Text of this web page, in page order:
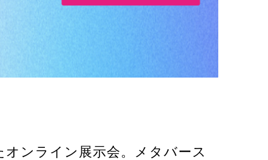
オンライン展示会。メタバース